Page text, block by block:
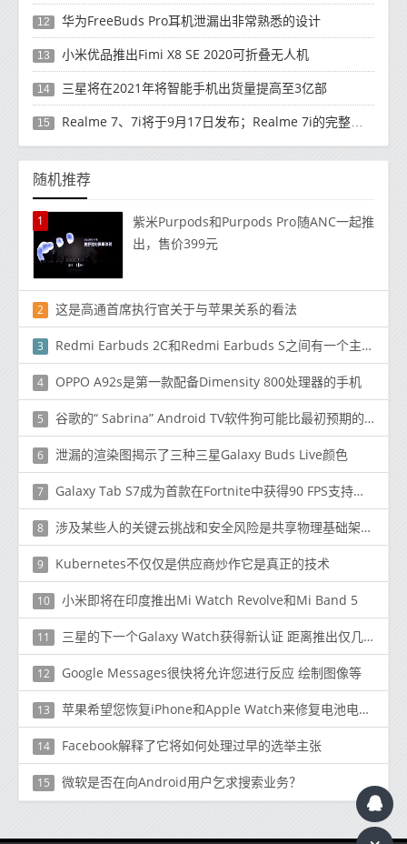
12 华为FreeBuds Pro耳机泄漏出非常熟悉的设计
13 小米优品推出Fimi X8 SE 2020可折叠无人机
14 三星将在2021年将智能手机出货量提高至3亿部
15 Realme 7、7i将于9月17日发布；Realme 7i的完整规格并导致泄漏
随机推荐
1
紫米Purpods和Purpods Pro随ANC一起推
出，售价399元
2 这是高通首席执行官关于与苹果关系的看法
3 Redmi Earbuds 2C和Redmi Earbuds S之间有一个主要区别
4 OPPO A92s是第一款配备Dimensity 800处理器的手机
5 谷歌的“ Sabrina” Android TV软件狗可能比最初预期的便宜很多
6 泄漏的渲染图揭示了三种三星Galaxy Buds Live颜色
7 Galaxy Tab S7成为首款在Fortnite中获得90 FPS支持的Android平板电脑
8 涉及某些人的关键云挑战和安全风险是共享物理基础架构的事实
9 Kubernetes不仅仅是供应商炒作它是真正的技术
10 小米即将在印度推出Mi Watch Revolve和Mi Band 5
11 三星的下一个Galaxy Watch获得新认证 距离推出仅几英寸
12 Google Messages很快将允许您进行反应 绘制图像等
13 苹果希望您恢复iPhone和Apple Watch来修复电池电量过高等问题
14 Facebook解释了它将如何处理过早的选举主张
15 微软是否在向Android用户乞求搜索业务？